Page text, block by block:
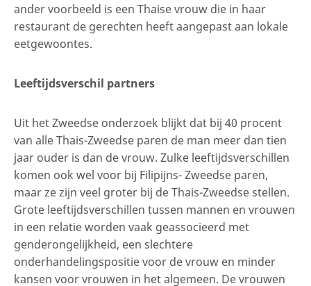
ander voorbeeld is een Thaise vrouw die in haar
restaurant de gerechten heeft aangepast aan lokale
eetgewoontes.
Leeftijdsverschil partners
Uit het Zweedse onderzoek blijkt dat bij 40 procent
van alle Thais-Zweedse paren de man meer dan tien
jaar ouder is dan de vrouw. Zulke leeftijdsverschillen
komen ook wel voor bij Filipijns- Zweedse paren,
maar ze zijn veel groter bij de Thais-Zweedse stellen.
Grote leeftijdsverschillen tussen mannen en vrouwen
in een relatie worden vaak geassocieerd met
genderongelijkheid, een slechtere
onderhandelingspositie voor de vrouw en minder
kansen voor vrouwen in het algemeen. De vrouwen